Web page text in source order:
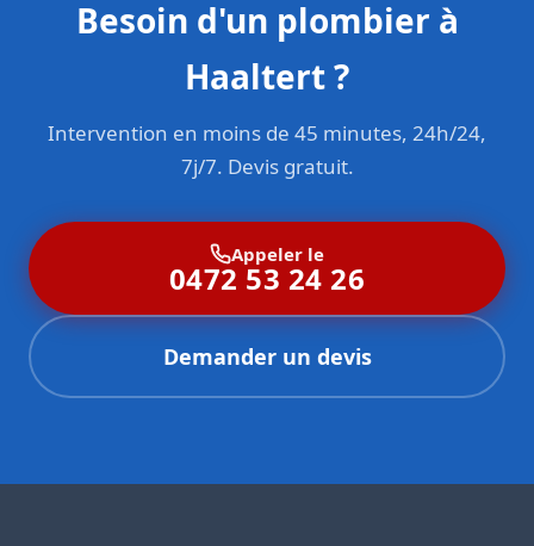
Besoin d'un plombier à
Haaltert ?
Intervention en moins de 45 minutes, 24h/24,
7j/7. Devis gratuit.
Appeler le
0472 53 24 26
Demander un devis